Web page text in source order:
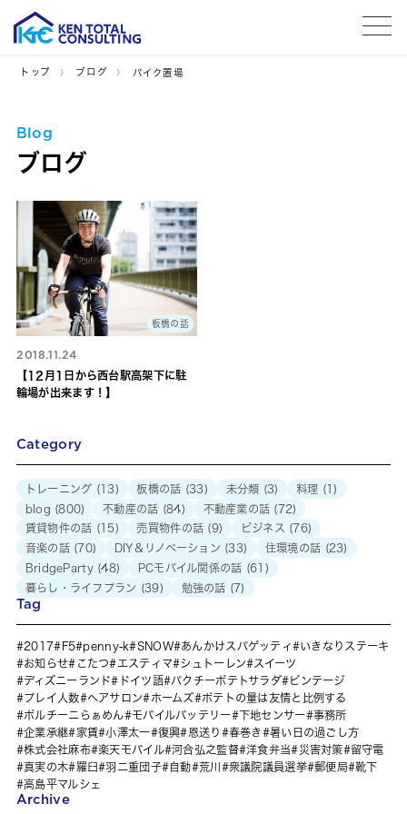
トップ ブログ バイク置場
Blog
ブログ
板橋の話
2018.11.24
【12月1日から西台駅高架下に駐
輪場が出来ます！】
Category
トレーニング (13) 板橋の話 (33) 未分類 (3) 料理 (1)
blog (800) 不動産の話 (84) 不動産業の話 (72)
賃貸物件の話 (15) 売買物件の話 (9) ビジネス (76)
音楽の話(70) DIY＆リノベーション (33) 住環境の話 (23)
BridgeParty(48) PCモバイル関係の話 (61)
暮らし・ライフプラン (39) 勉強の話 (7)
Tag
2017 F5 penny-k SNOW あんかけスパゲッティ
いきなりステーキ
お知らせ
こたつ エスティマ シュトーレン
スイーツ
ディズニーランド
ドイツ語 パクチーポテトサラダ
ビンテージ
プレイ人数
ヘアサロン ホームズ
ポテトの量は友情と比例する
ポルチーニらぁめん
モバイルバッテリー 下地センサー
事務所
企業承継
家賃 小澤太一 復興 恩送り 春巻き
暑い日の過ごし方
株式会社麻布
楽天モバイル 河合弘之監督 洋食弁当 災害対策
留守電
真実の木
羅臼 羽二重団子 自動 荒川 衆議院議員選挙 郵便局
靴下
高島平マルシェ
Archive